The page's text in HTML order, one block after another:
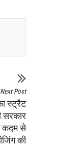
Next Post
स्ट्रैट
सरकार
से
की